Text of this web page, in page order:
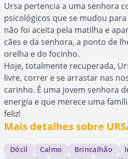
Ursa pertencia a uma senhora
psicológicos que se mudou
não foi aceita pela matilha e
cães e da senhora, a ponto de
orelha e do focinho.
Hoje, totalmente recuperada,
livre, correr e se arrastar nas
carinho. É uma jovem senhora
energia e que merece uma
feliz!
Mais detalhes sobre
Dócil Calmo Brincalhão